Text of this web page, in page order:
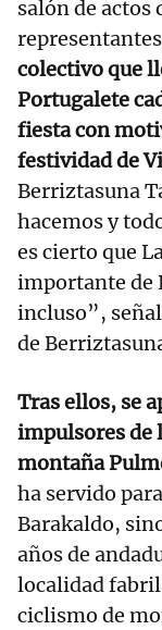
salón de
colectivo que
Portugalete
fiesta con
festividad de
Berriztasuna
hacemos y
es cierto que
importante de
incluso”,
de
Tras ellos, se
impulsores de
montaña
ha servido
Barakaldo,
años de
localidad
ciclismo de